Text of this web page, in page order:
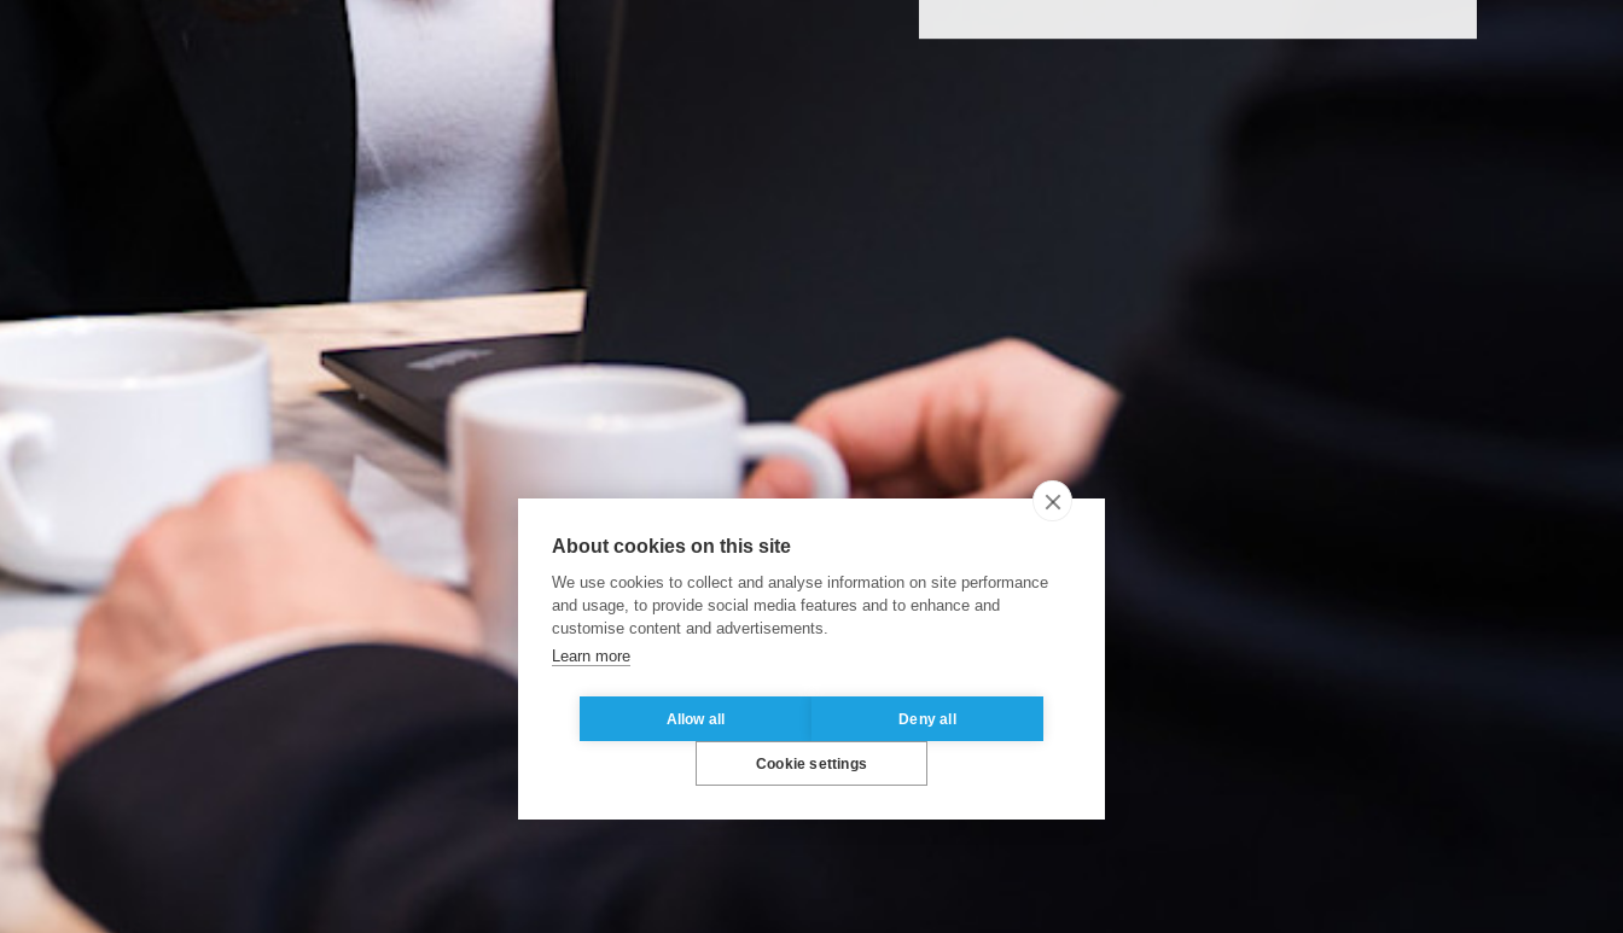
About cookies on this site
We use cookies to collect and analyse information on site performance
and usage, to provide social media features and to enhance and
customise content and advertisements.
Learn more
Allow all Deny all
Cookie settings